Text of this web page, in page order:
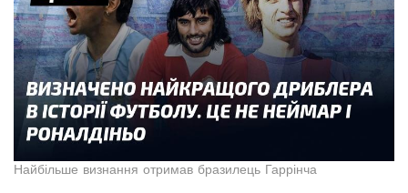
Найбільше визнання отримав бразилець Гаррінча